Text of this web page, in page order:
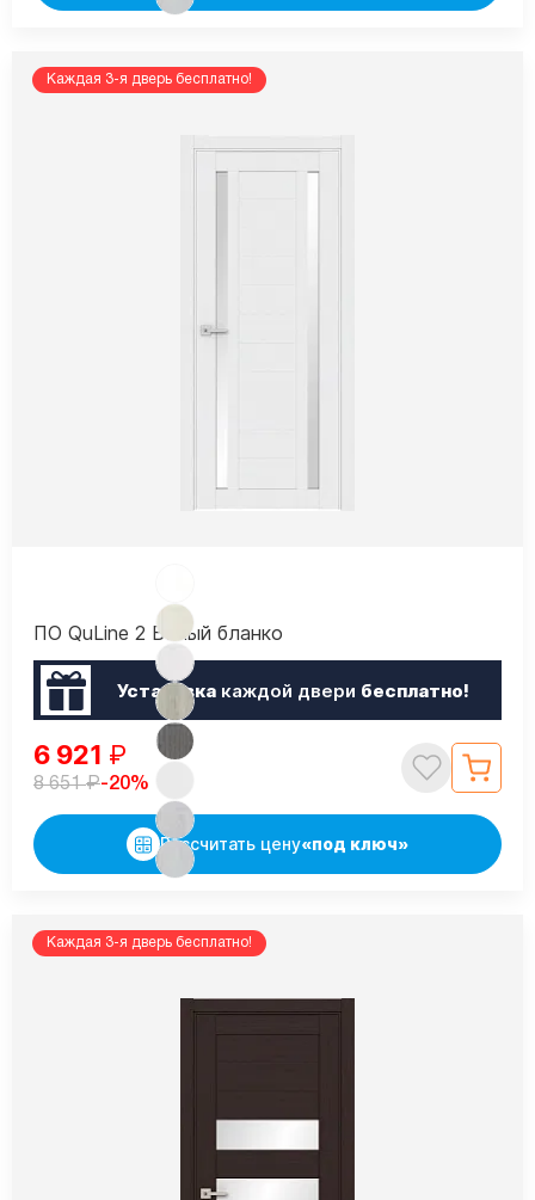
Каждая 3-я дверь бесплатно!
ПО QuLine 2 Белый бланко
Установкакаждой двери бесплатно!
6 921 ₽
8 651₽-20%
Рассчитать цену«под ключ»
Каждая 3-я дверь бесплатно!